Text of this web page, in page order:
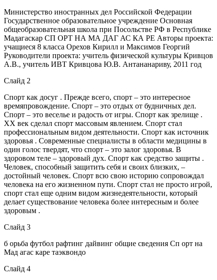
Министерство иностранных дел Российской Федерации
Государственное образовательное учреждение Основная
общеобразовательная школа при Посольстве РФ в Республике
Мадагаскар СП ОРТ НА МА ДАГ АС КА РЕ Авторы проекта:
учащиеся 8 класса Орехов Кирилл и Максимов Георгий
Руководители проекта: учитель физической культуры Кривцов
А.В., учитель ИВТ Кривцова Ю.В. Антананариву, 2011 год
Слайд 2
Спорт как досуг . Прежде всего, спорт – это интересное
времяпровождение. Спорт – это отдых от будничных дел.
Спорт – это веселье и радость от игры. Спорт как зрелище .
ХХ век сделал спорт массовым явлением. Спорт стал
профессиональным видом деятельности. Спорт как источник
здоровья . Современные специалисты в области медицины в
один голос твердят, что спорт – это залог здоровья. В
здоровом теле – здоровый дух. Спорт как средство защиты .
Человек, способный защитить себя и своих близких, –
достойный человек. Спорт всю свою историю сопровождал
человека на его жизненном пути. Спорт стал не просто игрой,
спорт стал еще одним видом жизнедеятельности, который
делает существование человека более интересным и более
здоровым .
Слайд 3
б орьба футбол рафтинг дайвинг общие сведения Сп орт на
Мад агас каре таэквондо
Слайд 4